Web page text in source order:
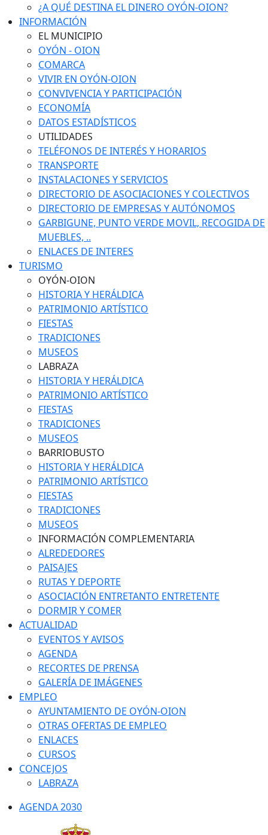
¿A QUÉ DESTINA EL DINERO OYÓN-OION?
INFORMACIÓN
EL MUNICIPIO
OYÓN - OION
COMARCA
VIVIR EN OYÓN-OION
CONVIVENCIA Y PARTICIPACIÓN
ECONOMÍA
DATOS ESTADÍSTICOS
UTILIDADES
TELÉFONOS DE INTERÉS Y HORARIOS
TRANSPORTE
INSTALACIONES Y SERVICIOS
DIRECTORIO DE ASOCIACIONES Y COLECTIVOS
DIRECTORIO DE EMPRESAS Y AUTÓNOMOS
GARBIGUNE, PUNTO VERDE MOVIL, RECOGIDA DE
MUEBLES, ..
ENLACES DE INTERES
TURISMO
OYÓN-OION
HISTORIA Y HERÁLDICA
PATRIMONIO ARTÍSTICO
FIESTAS
TRADICIONES
MUSEOS
LABRAZA
HISTORIA Y HERÁLDICA
PATRIMONIO ARTÍSTICO
FIESTAS
TRADICIONES
MUSEOS
BARRIOBUSTO
HISTORIA Y HERÁLDICA
PATRIMONIO ARTÍSTICO
FIESTAS
TRADICIONES
MUSEOS
INFORMACIÓN COMPLEMENTARIA
ALREDEDORES
PAISAJES
RUTAS Y DEPORTE
ASOCIACIÓN ENTRETANTO ENTRETENTE
DORMIR Y COMER
ACTUALIDAD
EVENTOS Y AVISOS
AGENDA
RECORTES DE PRENSA
GALERÍA DE IMÁGENES
EMPLEO
AYUNTAMIENTO DE OYÓN-OION
OTRAS OFERTAS DE EMPLEO
ENLACES
CURSOS
CONCEJOS
LABRAZA
AGENDA 2030